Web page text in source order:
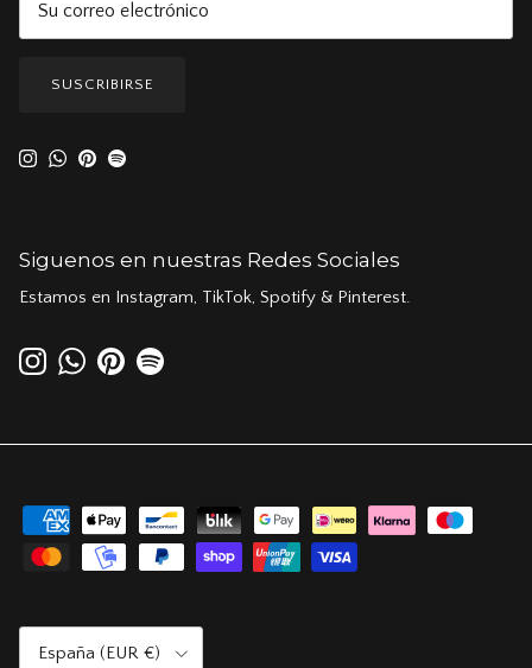
SUSCRIBIRSE
Instagram
WhatsApp
Pinterest
Spotify
Siguenos en nuestras Redes Sociales
Estamos en Instagram, TikTok, Spotify & Pinterest.
InstagramWhatsApp
PinterestSpotify
España (EUR €)